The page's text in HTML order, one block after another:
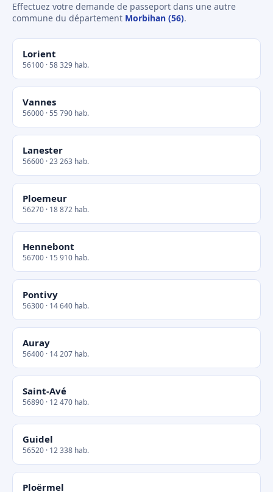
Effectuez votre demande de passeport dans une autre
commune du département Morbihan (56).
Lorient
56100 · 58 329 hab.
Vannes
56000 · 55 790 hab.
Lanester
56600 · 23 263 hab.
Ploemeur
56270 · 18 872 hab.
Hennebont
56700 · 15 910 hab.
Pontivy
56300 · 14 640 hab.
Auray
56400 · 14 207 hab.
Saint-Avé
56890 · 12 470 hab.
Guidel
56520 · 12 338 hab.
Ploërmel